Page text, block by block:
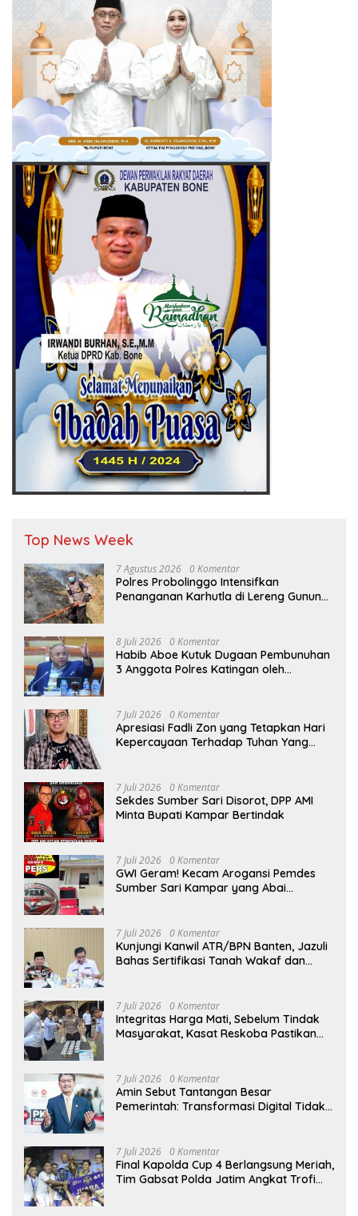
Top News Week
7 Agustus 2026 0 Komentar
Polres Probolinggo Intensifkan
Penanganan Karhutla di Lereng Gunung
8 Juli 2026 0 Komentar
Habib Aboe Kutuk Dugaan Pembunuhan
3 Anggota Polres Katingan oleh
7 Juli 2026 0 Komentar
Apresiasi Fadli Zon yang Tetapkan Hari
Kepercayaan Terhadap Tuhan Yang
7 Juli 2026 0 Komentar
Sekdes Sumber Sari Disorot, DPP AMI
Minta Bupati Kampar Bertindak
7 Juli 2026 0 Komentar
GWI Geram! Kecam Arogansi Pemdes
Sumber Sari Kampar yang Abai
7 Juli 2026 0 Komentar
Kunjungi Kanwil ATR/BPN Banten, Jazuli
Bahas Sertifikasi Tanah Wakaf dan
7 Juli 2026 0 Komentar
Integritas Harga Mati, Sebelum Tindak
Masyarakat, Kasat Reskoba Pastikan
7 Juli 2026 0 Komentar
Amin Sebut Tantangan Besar
Pemerintah: Transformasi Digital Tidak
7 Juli 2026 0 Komentar
Final Kapolda Cup 4 Berlangsung Meriah,
Tim Gabsat Polda Jatim Angkat Trofi